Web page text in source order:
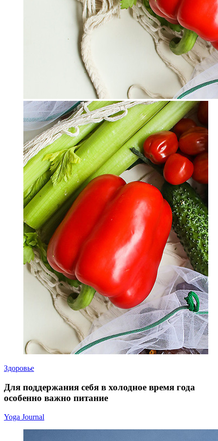
Здоровье
Для поддержания себя в холодное время года
особенно важно питание
Yoga Journal